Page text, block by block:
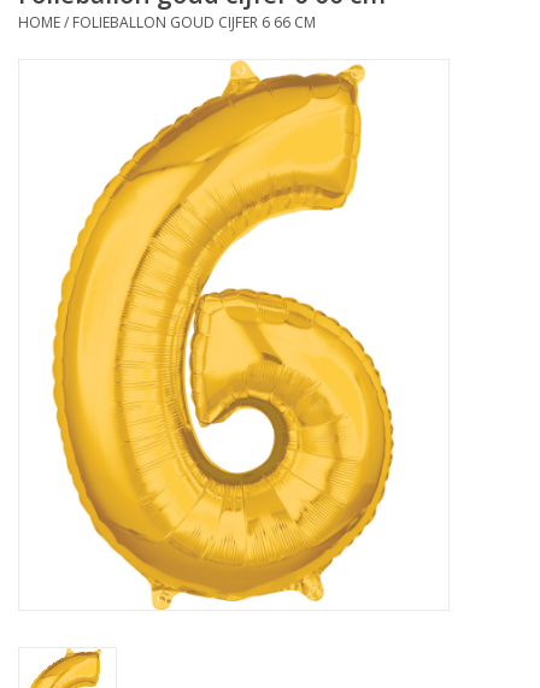
Verjaardag thema's
Speciale momenten
Kinderfeestjes
Cadeaus
Schmink&beauty
Accessoires
HOME/ FOLIEBALLON GOUD CIJFER 6 66 CM